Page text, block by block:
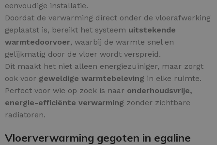
eenvoudige installatie.
Doordat de verwarming direct onder de vloerafwerking
geplaatst is, bereikt het systeem uitstekende
warmtedoorvoer, waarbij de warmte snel en
gelijkmatig door de vloer wordt verspreid.
Dit maakt het niet alleen energiezuiniger, maar zorgt
ook voor geweldige warmtebeleving in elke ruimte.
Perfect voor wie op zoek is naar onderhoudsvrije,
energie-efficiënte verwarming zonder zichtbare
radiatoren.
Vloerverwarming gegoten in egaline